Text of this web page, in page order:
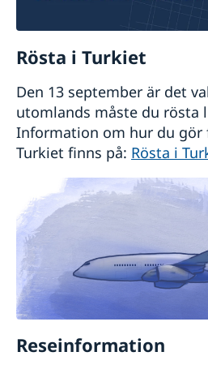
Rösta i Turkiet
Den 13 september är det
utomlands måste du rösta
Information om hur du gör
Turkiet finns på: Rösta i
Reseinformation